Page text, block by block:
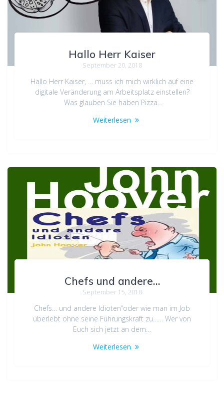
Hallo Herr Kaiser
September 20, 2018
Hallo Herr Kaiser, … muss ich mich wirklich auf eine
digitale Veränderung am Arbeitsplatz einstellen?
Was glauben Sie haben Pizza…
Weiterlesen
Chefs und andere…
September 15, 2018
Chefs… und andere Idioten“oder wie man im Job
überlebt ohne seine Führungskraft zu…… Wer von
Euch sich jetzt an dem…
Weiterlesen